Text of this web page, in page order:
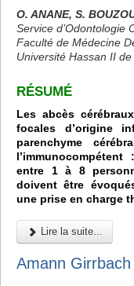
O. ANANE, S.
Service d’Odontologie
Faculté de Médecine
Université Hassan II
RÉSUMÉ
Les abcès
focales d’origine
parenchyme
entre 1 à 8
doivent être
une prise en charge
Lire la suite...
Amann